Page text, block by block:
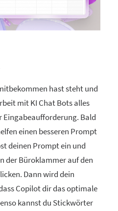
hast steht und
mit KI Chat Bots alles
Eingabeaufforderung. Bald
einen besseren Prompt
deinen Prompt ein und
der Büroklammer auf den
Dann wird dein
Copilot dir das optimale
kannst du Stickwörter